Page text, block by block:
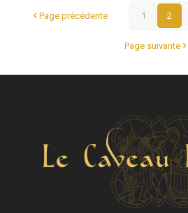
Page précédente 1 2
Page suivante